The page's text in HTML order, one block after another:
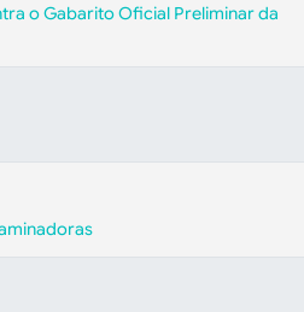
o Gabarito Oficial Preliminar da